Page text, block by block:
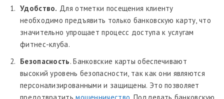
Удобство. Для отметки посещения клиенту
необходимо предъявить только банковскую карту, что
значительно упрощает процесс доступа к услугам
фитнес-клуба.
Безопасность. Банковские карты обеспечивают
высокий уровень безопасности, так как они являются
персонализированными и защищены. Это позволяет